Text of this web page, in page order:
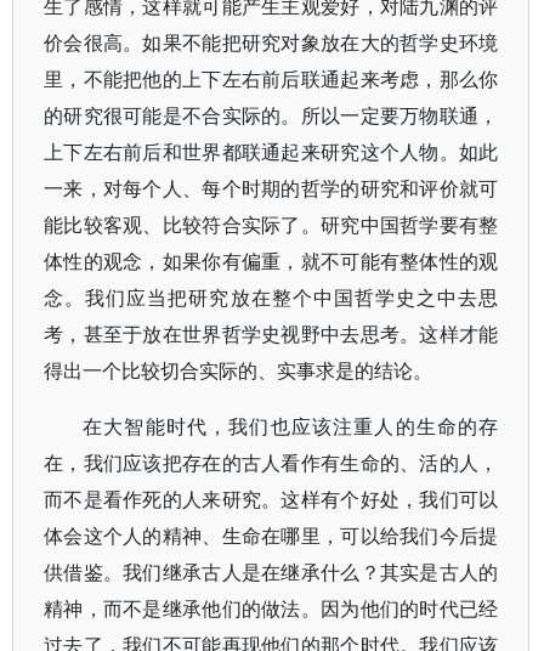
生了感情，这样就可能产生主观爱好，对陆九渊的评
价会很高。如果不能把研究对象放在大的哲学史环境
里，不能把他的上下左右前后联通起来考虑，那么你
的研究很可能是不合实际的。所以一定要万物联通，
上下左右前后和世界都联通起来研究这个人物。如此
一来，对每个人、每个时期的哲学的研究和评价就可
能比较客观、比较符合实际了。研究中国哲学要有整
体性的观念，如果你有偏重，就不可能有整体性的观
念。我们应当把研究放在整个中国哲学史之中去思
考，甚至于放在世界哲学史视野中去思考。这样才能
得出一个比较切合实际的、实事求是的结论。
在大智能时代，我们也应该注重人的生命的存
在，我们应该把存在的古人看作有生命的、活的人，
而不是看作死的人来研究。这样有个好处，我们可以
体会这个人的精神、生命在哪里，可以给我们今后提
供借鉴。我们继承古人是在继承什么？其实是古人的
精神，而不是继承他们的做法。因为他们的时代已经
过去了，我们不可能再现他们的那个时代。我们应该